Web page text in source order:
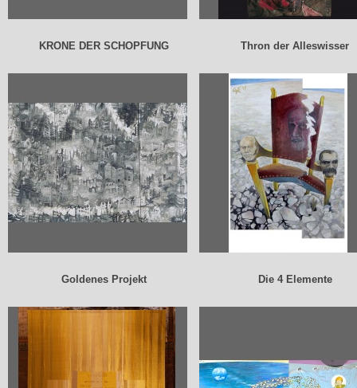
KRONE DER SCHOPFUNG Thron der Alleswisser
Goldenes Projekt Die 4 Elemente